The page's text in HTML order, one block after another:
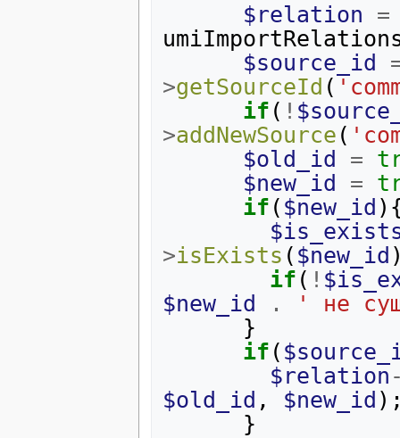
$relation
=
$source_id
>getSourceId (
if ( !
>addNewSource (
$old_id
=
$new_id
=
if ( $new_id
>isExists ( $new_id
if ( !
$new_id
.
' не
}
if (
$relation
$old_id , $new_id
}